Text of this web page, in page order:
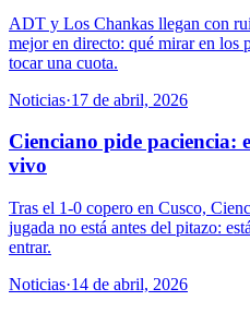
ADT y Los Chankas llegan con
mejor en directo: qué mirar en los
tocar una cuota.
Noticias·17 de abril, 2026
Cienciano pide paciencia:
vivo
Tras el 1-0 copero en Cusco,
jugada no está antes del pitazo:
entrar.
Noticias·14 de abril, 2026